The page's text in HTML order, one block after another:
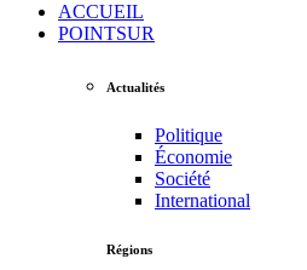
ACCUEIL
POINTSUR
Actualités
Politique
Économie
Société
International
Régions